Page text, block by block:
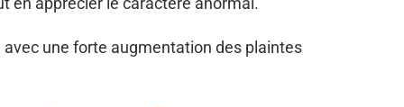
une forte augmentation des plaintes